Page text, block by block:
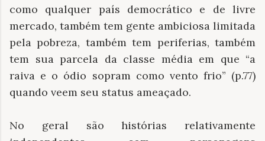
como qualquer país democrático e de livre
mercado, também tem gente ambiciosa limitada
pela pobreza, também tem periferias, também
tem sua parcela da classe média em que “a
raiva e o ódio sopram como vento frio” (p.77)
quando veem seu status ameaçado.
No geral são histórias relativamente